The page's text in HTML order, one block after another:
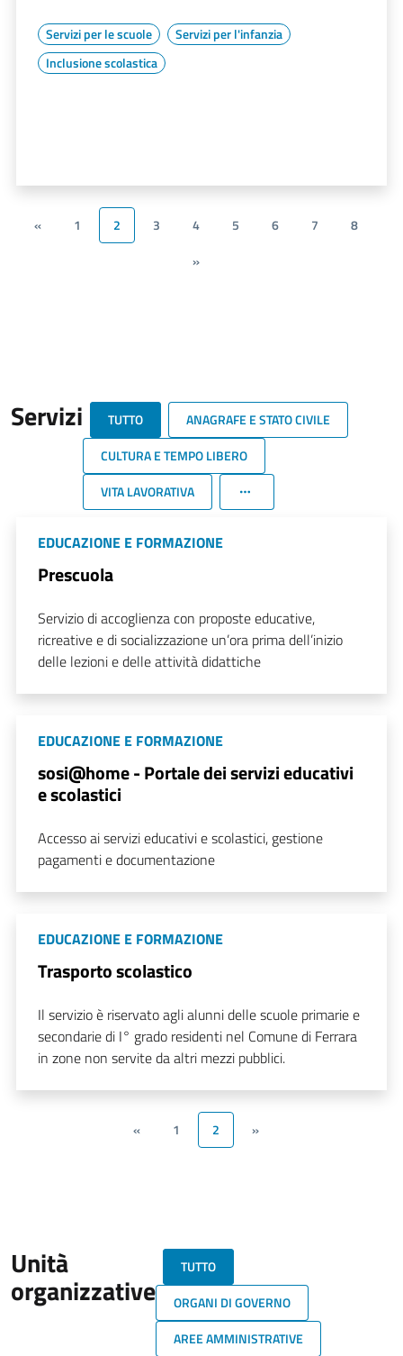
Servizi per le scuole
Servizi per l'infanzia
Inclusione scolastica
« 1 2 3 4 5 6 7
8
»
Servizi TUTTO
ANAGRAFE E STATO CIVILE
CULTURA E TEMPO LIBERO
VITA LAVORATIVA
EDUCAZIONE E FORMAZIONE
Prescuola
Servizio di accoglienza con proposte educative,
ricreative e di socializzazione un’ora prima dell’inizio
delle lezioni e delle attività didattiche
EDUCAZIONE E FORMAZIONE
sosi@home - Portale dei servizi educativi
e scolastici
Accesso ai servizi educativi e scolastici, gestione
pagamenti e documentazione
EDUCAZIONE E FORMAZIONE
Trasporto scolastico
Il servizio è riservato agli alunni delle scuole primarie e
secondarie di I° grado residenti nel Comune di Ferrara
in zone non servite da altri mezzi pubblici.
« 1 2 »
Unità
organizzative
TUTTO
ORGANI DI GOVERNO
AREE AMMINISTRATIVE